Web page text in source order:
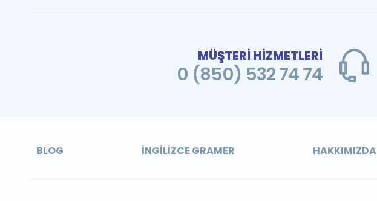
MÜŞTERİ HİZMETLERİ
0 (850) 532 74 74
BLOG İNGILIZCE GRAMER HAKKIMIZDA